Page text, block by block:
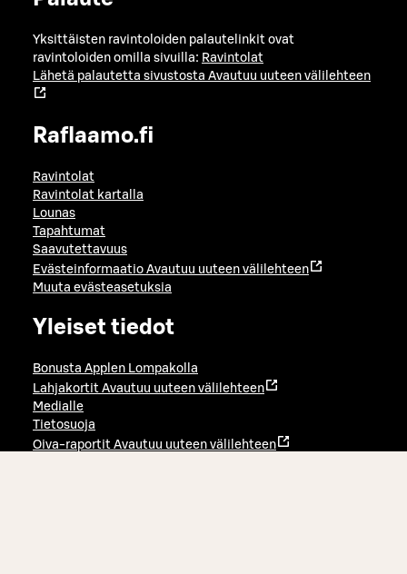
Yksittäisten ravintoloiden palautelinkit ovat
ravintoloiden omilla sivuilla: Ravintolat
Lähetä palautetta sivustosta Avautuu uuteen välilehteen
Raflaamo.fi
Ravintolat
Ravintolat kartalla
Lounas
Tapahtumat
Saavutettavuus
Evästeinformaatio Avautuu uuteen välilehteen
Muuta evästeasetuksia
Yleiset tiedot
Bonusta Applen Lompakolla
Lahjakortit Avautuu uuteen välilehteen
Medialle
Tietosuoja
Oiva-raportit Avautuu uuteen välilehteen